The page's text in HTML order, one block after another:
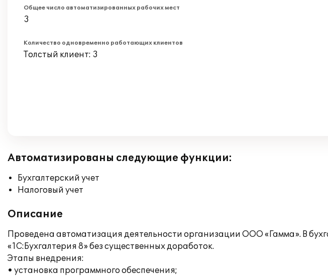
Общее число автоматизированных рабочих мест
3
Количество одновременно работающих клиентов
Толстый клиент: 3
Автоматизированы следующие функции:
Бухгалтерский учет
Налоговый учет
Описание
Проведена автоматизация деятельности организации ООО «Гамма». В
«1C:Бухгалтерия 8» без существенных доработок.
Этапы внедрения:
• установка программного обеспечения;